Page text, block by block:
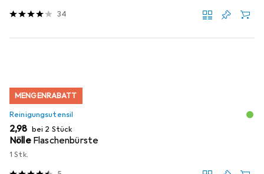
34
MENGENRABATT
Reinigungsutensil
EUR
2,98 bei 2 Stück
Nölle Flaschenbürste
1 Stk.